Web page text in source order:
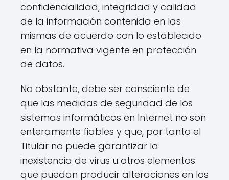
confidencialidad, integridad y calidad
de la información contenida en las
mismas de acuerdo con lo establecido
en la normativa vigente en protección
de datos.
No obstante, debe ser consciente de
que las medidas de seguridad de los
sistemas informáticos en Internet no son
enteramente fiables y que, por tanto el
Titular no puede garantizar la
inexistencia de virus u otros elementos
que puedan producir alteraciones en los